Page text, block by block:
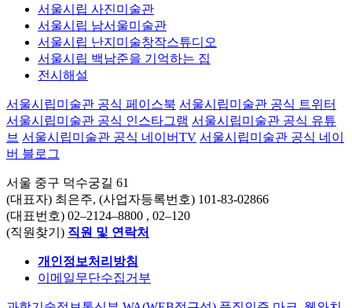
서울시립 사진미술관
서울시립 남서울미술관
서울시립 난지미술창작스튜디오
서울시립 백남준을 기억하는 집
전시해설
서울시립미술관 공식 페이스북 서울시립미술관 공식 트위터
서울시립미술관 공식 인스타그램 서울시립미술관 공식 유튜
브 서울시립미술관 공식 네이버TV 서울시립미술관 공식 네이
버 블로그
서울 중구 덕수궁길 61
(대표자) 최은주, (사업자등록번호) 101-83-02866
(대표번호) 02–2124–8800 , 02–120
(직원찾기) 직원 및 연락처
개인정보처리방침
이메일무단수집거부